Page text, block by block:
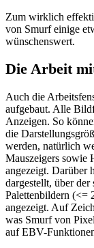
Zum wirklich
von Smurf einige
wünschenswert.
Die Arbeit
Auch die
aufgebaut. Alle
Anzeigen. So
die
werden, natürlich
Mauszeigers sowie
angezeigt. Darüber
dargestellt, über
Palettenbildern (<=
angezeigt. Auf
was Smurf von
auf EBV-